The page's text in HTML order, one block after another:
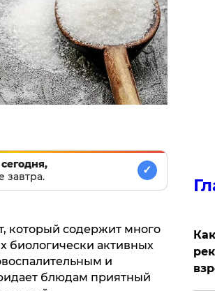
завтра.
✓
который содержит много
биологически активных
и
блюдам приятный